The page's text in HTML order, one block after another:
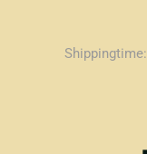
Shippingtime: